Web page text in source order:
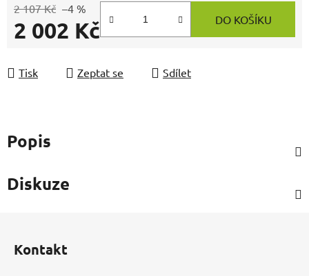
2 107 Kč –4 %
2 002 Kč DO KOŠÍKU
Tisk Zeptat se Sdílet
Popis
Diskuze
Kontakt